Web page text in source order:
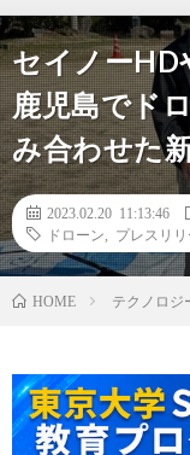
セイノーHD
鹿児島でド
み合わせた
2023.02.20 11:13:46
ドローン
プレスリ
HOME テクノロジ